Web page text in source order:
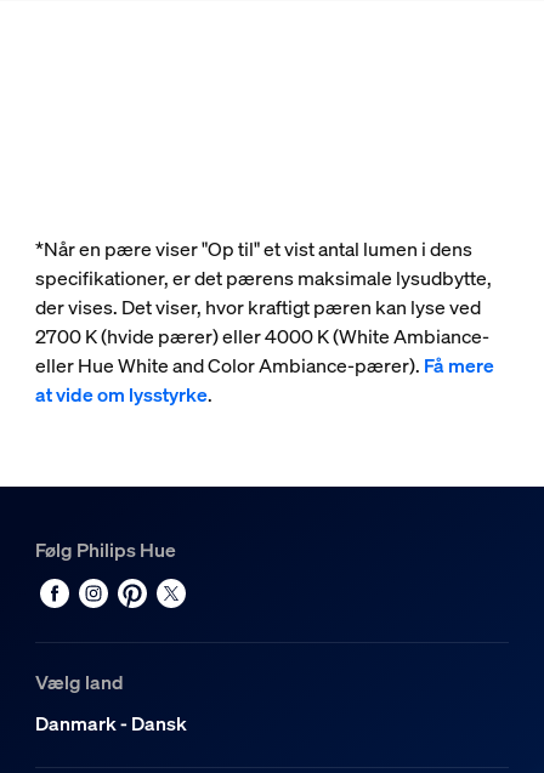
*Når en pære viser "Op til" et vist antal lumen i dens
specifikationer, er det pærens maksimale lysudbytte,
der vises. Det viser, hvor kraftigt pæren kan lyse ved
2700 K (hvide pærer) eller 4000 K (White Ambiance-
eller Hue White and Color Ambiance-pærer). Få mere
at vide om lysstyrke.
Følg Philips Hue
Vælg land
Danmark - Dansk